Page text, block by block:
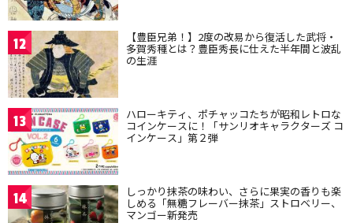
12 【豊臣兄弟！】2度の改易から復活した武将・
多賀秀種とは？豊臣秀長に仕えた半年間と波乱
の生涯
13 ハローキティ、ポチャッコたちが昭和レトロな
コインケースに！「サンリオキャラクターズ コ
インケース」第２弾
14 しっかり抹茶の味わい、さらに果実の香りも楽
しめる「無糖フレーバー抹茶」ストロベリー、
マンゴー新発売